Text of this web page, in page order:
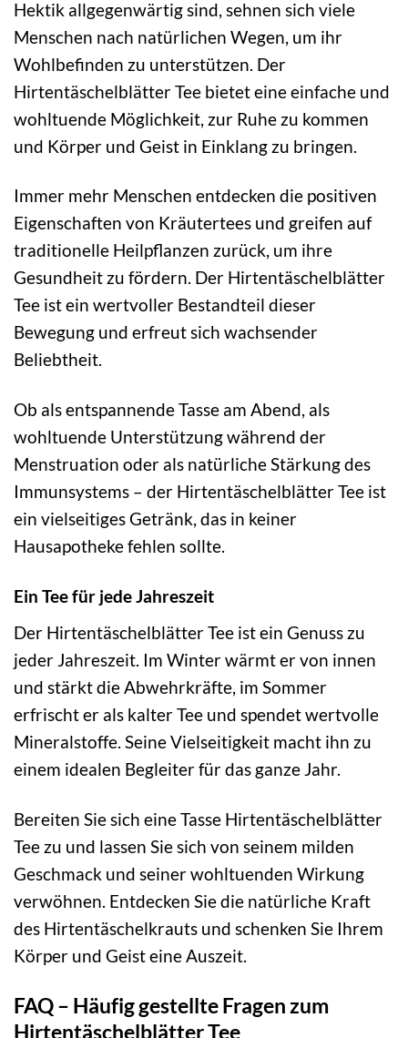
Hektik allgegenwärtig sind, sehnen sich viele
Menschen nach natürlichen Wegen, um ihr
Wohlbefinden zu unterstützen. Der
Hirtentäschelblätter Tee bietet eine einfache und
wohltuende Möglichkeit, zur Ruhe zu kommen
und Körper und Geist in Einklang zu bringen.
Immer mehr Menschen entdecken die positiven
Eigenschaften von Kräutertees und greifen auf
traditionelle Heilpflanzen zurück, um ihre
Gesundheit zu fördern. Der Hirtentäschelblätter
Tee ist ein wertvoller Bestandteil dieser
Bewegung und erfreut sich wachsender
Beliebtheit.
Ob als entspannende Tasse am Abend, als
wohltuende Unterstützung während der
Menstruation oder als natürliche Stärkung des
Immunsystems – der Hirtentäschelblätter Tee ist
ein vielseitiges Getränk, das in keiner
Hausapotheke fehlen sollte.
Ein Tee für jede Jahreszeit
Der Hirtentäschelblätter Tee ist ein Genuss zu
jeder Jahreszeit. Im Winter wärmt er von innen
und stärkt die Abwehrkräfte, im Sommer
erfrischt er als kalter Tee und spendet wertvolle
Mineralstoffe. Seine Vielseitigkeit macht ihn zu
einem idealen Begleiter für das ganze Jahr.
Bereiten Sie sich eine Tasse Hirtentäschelblätter
Tee zu und lassen Sie sich von seinem milden
Geschmack und seiner wohltuenden Wirkung
verwöhnen. Entdecken Sie die natürliche Kraft
des Hirtentäschelkrauts und schenken Sie Ihrem
Körper und Geist eine Auszeit.
FAQ – Häufig gestellte Fragen zum
Hirtentäschelblätter Tee